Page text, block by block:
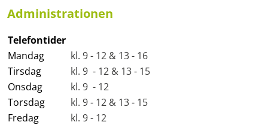
Administrationen
Telefontider
Mandag
kl. 9 - 12 & 13 - 16
Tirsdag
kl. 9 - 12 & 13 - 15
Onsdag
kl. 9 - 12
Torsdag
kl. 9 - 12 & 13 - 15
Fredag
kl. 9 - 12